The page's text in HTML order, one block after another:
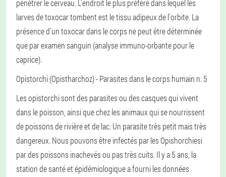
pénétrer le cerveau. L'endroit le plus préféré dans lequel les
larves de toxocar tombent est le tissu adipeux de l'orbite. La
présence d'un toxocar dans le corps ne peut être déterminée
que par examen sanguin (analyse immuno-orbante pour le
caprice).
Opistorchi (Opistharchoz)- Parasites dans le corps humain n. 5
Les opistorchi sont des parasites ou des casques qui vivent
dans le poisson, ainsi que chez les animaux qui se nourrissent
de poissons de rivière et de lac. Un parasite très petit mais très
dangereux. Nous pouvons être infectés par les Opishorchiesi
par des poissons inachevés ou pas très cuits. Il y a 5 ans, la
station de santé et épidémiologique a fourni les données